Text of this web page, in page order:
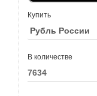
Купить
В количестве